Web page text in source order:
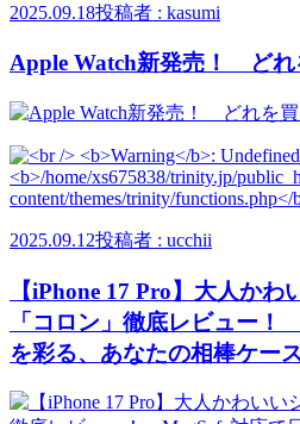
2025.09.18投稿者 : kasumi
Apple Watch新発売！ どれ
2025.09.12投稿者 : ucchii
【iPhone 17 Pro】大人かわ
「コロン」徹底レビュー
を彩る、あなたの相棒ケー